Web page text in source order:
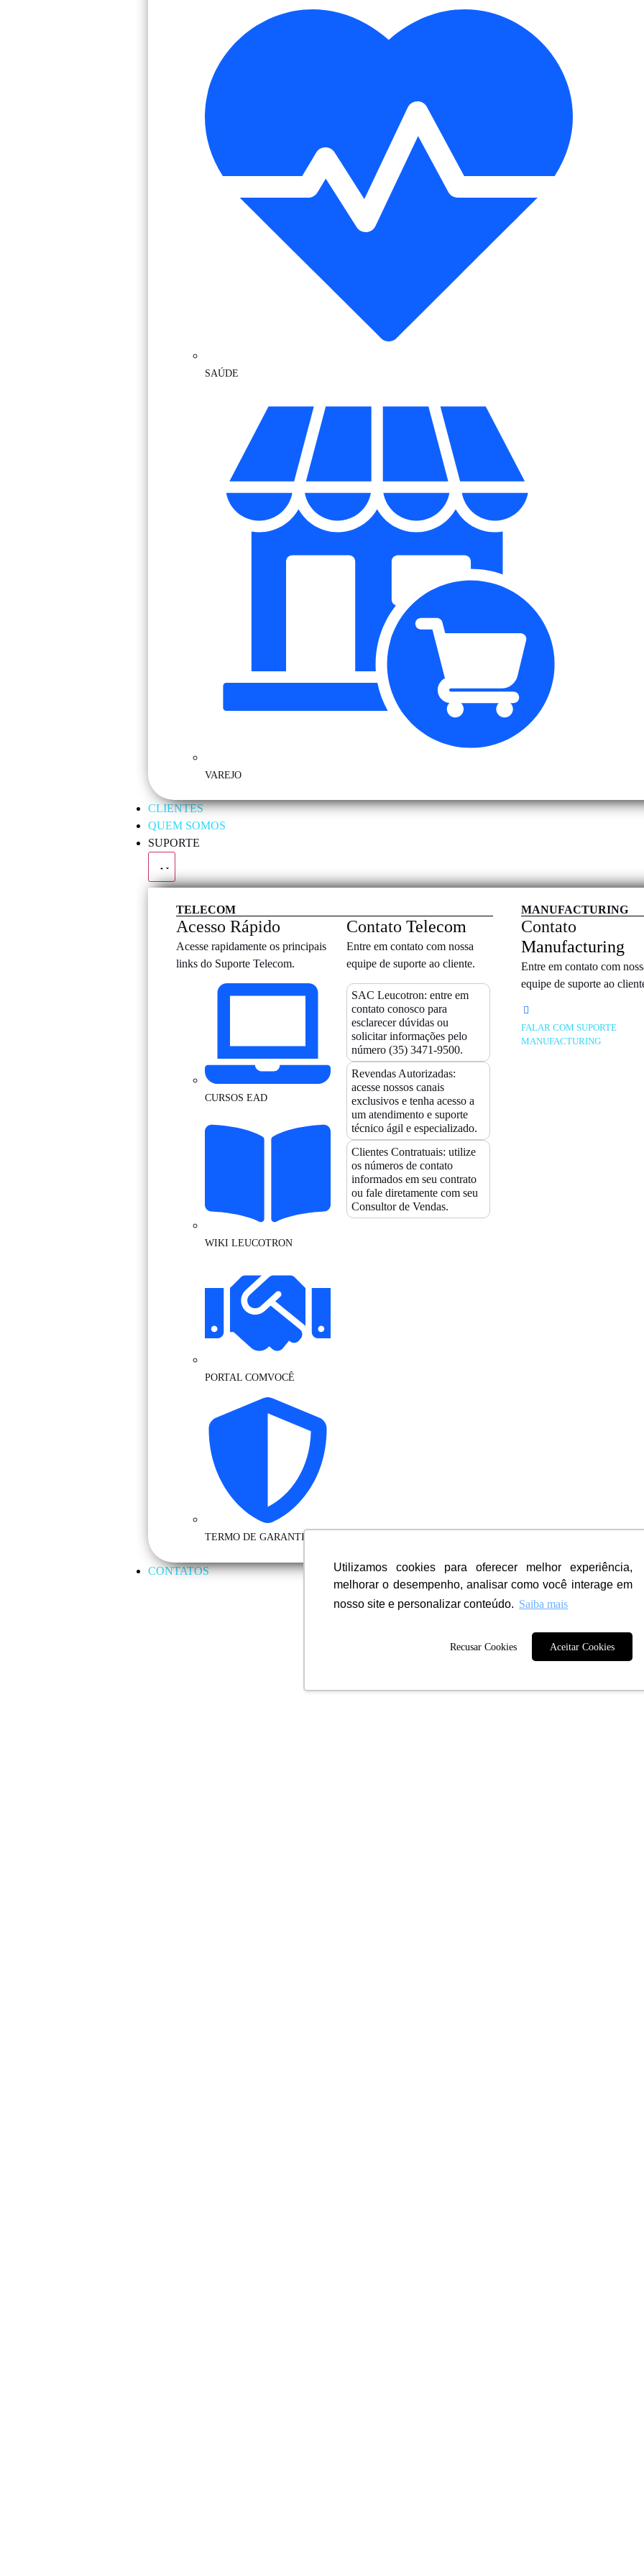
Utilizamos cookies para oferecer melhor experiência,
melhorar o desempenho, analisar como você interage em
nosso site e personalizar conteúdo. Saiba mais
Recusar Cookies Aceitar Cookies
SAÚDE
VAREJO
CLIENTES
QUEM SOMOS
SUPORTE
TELECOM
Acesso Rápido
Acesse rapidamente os principais
links do Suporte Telecom.
CURSOS EAD
WIKI LEUCOTRON
PORTAL COMVOCÊ
TERMO DE GARANTIA
Contato Telecom
Entre em contato com nossa
equipe de suporte ao cliente.
SAC Leucotron: entre em
contato conosco para
esclarecer dúvidas ou
solicitar informações pelo
número (35) 3471-9500.
Revendas Autorizadas:
acesse nossos canais
exclusivos e tenha acesso a
um atendimento e suporte
técnico ágil e especializado.
Clientes Contratuais: utilize
os números de contato
informados em seu contrato
ou fale diretamente com seu
Consultor de Vendas.
MANUFACTURING
Contato
Manufacturing
Entre em contato com
equipe de suporte ao
FALAR COM SUPORTE
MANUFACTURING
CONTATOS